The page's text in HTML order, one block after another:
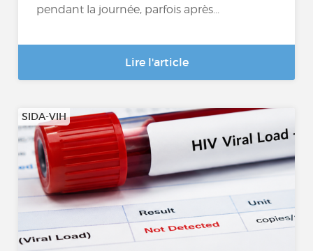
pendant la journée, parfois après...
Lire l'article
SIDA-VIH